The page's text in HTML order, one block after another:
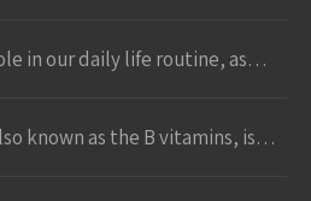
in our daily life routine, as…
known as the B vitamins, is…